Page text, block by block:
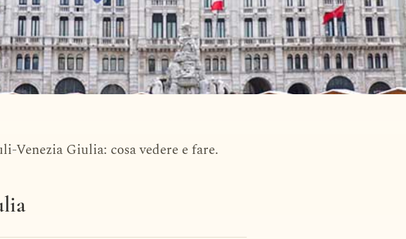
Giulia
Venezia Giulia: cosa vedere e fare.